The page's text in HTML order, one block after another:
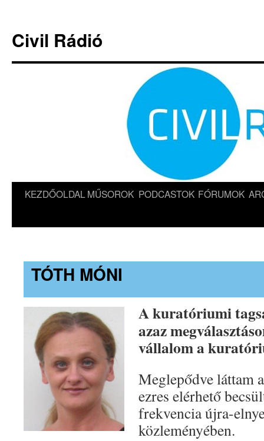
tartalomba
Civil Rádió
KEZDŐOLDAL MŰSOROK PODCASTOK FÓRUMOK
TÓTH MÓNI
A kuratóriumi
azaz
vállalom a
Meglepődve láttam
ezres elérhető
frekvencia újra-
közleményében.